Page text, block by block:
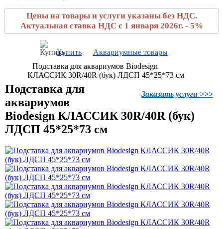
Цены на товары и услуги указаны без НДС.
Актуальная ставка НДС с 1 января 2026г. - 5%
Купить
Аквариумные товары
Подставка для аквариумов Biodesign
КЛАССИК 30R/40R (бук) ЛДСП 45*25*73 см
Заказать услуги >>>
Подставка для
аквариумов
Biodesign КЛАССИК 30R/40R (бук)
ЛДСП 45*25*73 см